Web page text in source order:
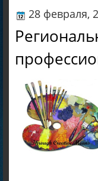
28 февраля,